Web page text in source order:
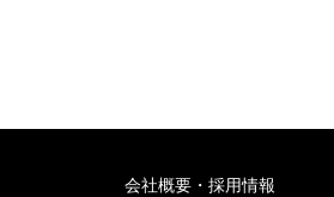
会社概要・採用情報